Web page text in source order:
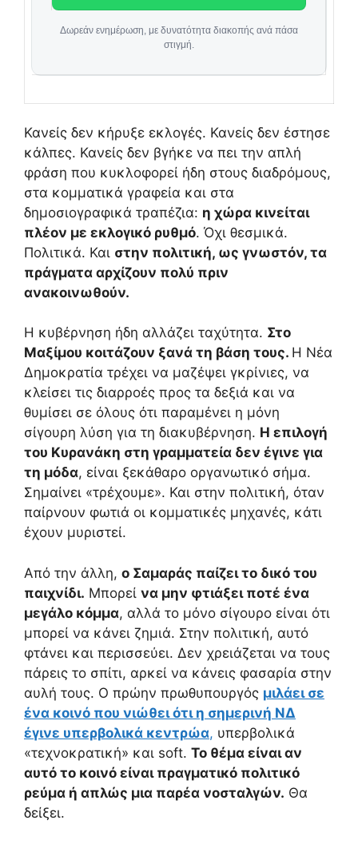
Δωρεάν ενημέρωση, με δυνατότητα διακοπής ανά πάσα
στιγμή.
Κανείς δεν κήρυξε εκλογές. Κανείς δεν έστησε
κάλπες. Κανείς δεν βγήκε να πει την απλή
φράση που κυκλοφορεί ήδη στους διαδρόμους,
στα κομματικά γραφεία και στα
δημοσιογραφικά τραπέζια: η χώρα κινείται
πλέον με εκλογικό ρυθμό. Όχι θεσμικά.
Πολιτικά. Και στην πολιτική, ως γνωστόν, τα
πράγματα αρχίζουν πολύ πριν
ανακοινωθούν.
Η κυβέρνηση ήδη αλλάζει ταχύτητα. Στο
Μαξίμου κοιτάζουν ξανά τη βάση τους. Η Νέα
Δημοκρατία τρέχει να μαζέψει γκρίνιες, να
κλείσει τις διαρροές προς τα δεξιά και να
θυμίσει σε όλους ότι παραμένει η μόνη
σίγουρη λύση για τη διακυβέρνηση. Η επιλογή
του Κυρανάκη στη γραμματεία δεν έγινε για
τη μόδα, είναι ξεκάθαρο οργανωτικό σήμα.
Σημαίνει «τρέχουμε». Και στην πολιτική, όταν
παίρνουν φωτιά οι κομματικές μηχανές, κάτι
έχουν μυριστεί.
Από την άλλη, ο Σαμαράς παίζει το δικό του
παιχνίδι. Μπορεί να μην φτιάξει ποτέ ένα
μεγάλο κόμμα, αλλά το μόνο σίγουρο είναι ότι
μπορεί να κάνει ζημιά. Στην πολιτική, αυτό
φτάνει και περισσεύει. Δεν χρειάζεται να τους
πάρεις το σπίτι, αρκεί να κάνεις φασαρία στην
αυλή τους. Ο πρώην πρωθυπουργός μιλάει σε
ένα κοινό που νιώθει ότι η σημερινή ΝΔ
έγινε υπερβολικά κεντρώα, υπερβολικά
«τεχνοκρατική» και soft. Το θέμα είναι αν
αυτό το κοινό είναι πραγματικό πολιτικό
ρεύμα ή απλώς μια παρέα νοσταλγών. Θα
δείξει.